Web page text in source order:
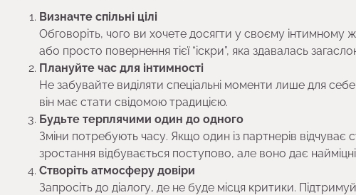
Визначте спільні цілі
Обговоріть, чого ви хочете досягти у своєму інтимному
або просто повернення тієї “іскри”, яка здавалась
Плануйте час для інтимності
Не забувайте виділяти спеціальні моменти лише для
він має стати свідомою традицією.
Будьте терплячими один до одного
Зміни потребують часу. Якщо один із партнерів відчуває
зростання відбувається поступово, але воно дає
Створіть атмосферу довіри
Запросіть до діалогу, де не буде місця критики.